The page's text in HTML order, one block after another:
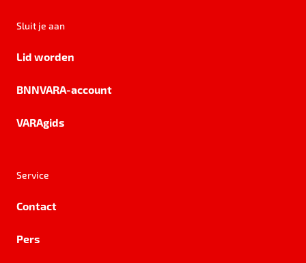
Sluit je aan
Lid worden
BNNVARA-account
VARAgids
Service
Contact
Pers